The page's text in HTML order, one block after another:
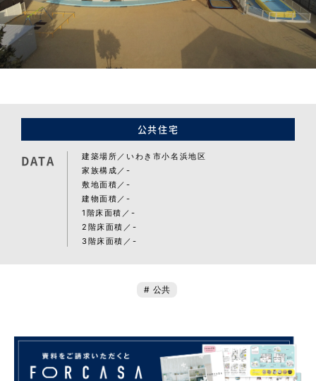
公共住宅
DATA 建築場所
いわき市小名浜地区
家族構成
-
敷地面積
-
建物面積
-
1階床面積
-
2階床面積
-
3階床面積
-
公共